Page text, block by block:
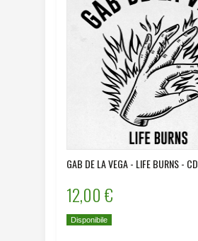
GAB DE LA VEGA - LIFE BURNS - CD
12,00 €
Disponibile